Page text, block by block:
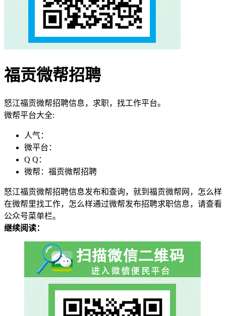
福贡微帮招聘
怒江福贡微帮招聘信息，求职，找工作平台。
微帮平台大全:
人气：
微平台：
Q Q：
微帮：福贡微帮招聘
怒江福贡微帮招聘信息发布和查询，就到福贡微帮网，怎么样
在微帮里找工作，怎么样通过微帮发布招聘求职信息，请查看
公众号菜单栏。
继续阅读：